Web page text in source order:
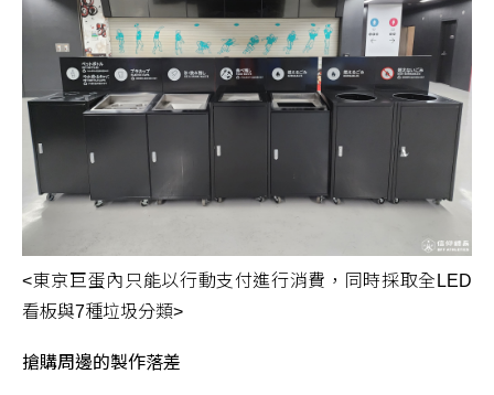
<東京巨蛋內只能以行動支付進行消費，同時採取全LED
看板與7種垃圾分類>
搶購周邊的製作落差